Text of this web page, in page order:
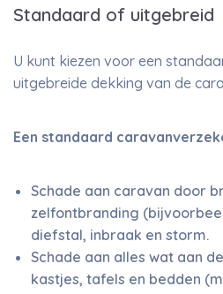
Standaard of uitgebreid
U kunt kiezen voor een
uitgebreide dekking van de
Een standaard
Schade aan caravan door
zelfontbranding
diefstal, inbraak en storm.
Schade aan alles wat aan
kastjes, tafels en bedden